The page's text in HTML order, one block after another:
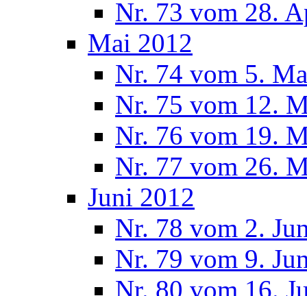
Nr. 73 vom 28.
Mai 2012
Nr. 74 vom 5.
Nr. 75 vom 12.
Nr. 76 vom 19.
Nr. 77 vom 26.
Juni 2012
Nr. 78 vom 2.
Nr. 79 vom 9.
Nr. 80 vom 16.